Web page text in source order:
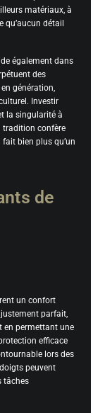
matériaux, à
qu’aucun détail
également dans
des
génération,
Investir
la singularité à
tradition confère
bien plus qu’un
de
un confort
parfait,
en permettant une
efficace
lors des
peuvent
tâches